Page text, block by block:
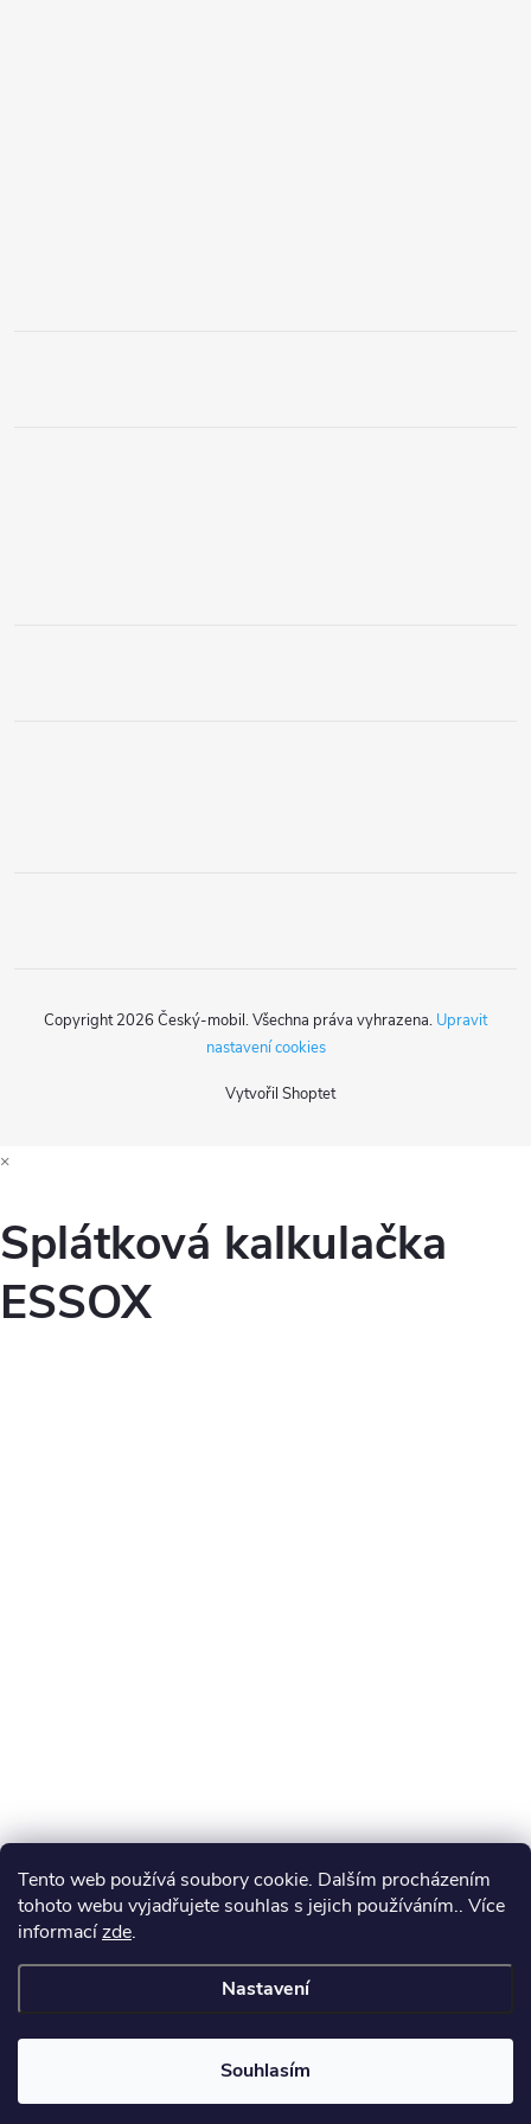
Tento web používá soubory cookie. Dalším procházením
tohoto webu vyjadřujete souhlas s jejich používáním.. Více
informacízde.
Nastavení
Souhlasím
Vytvořil Shoptet
Copyright 2026 Český-mobil. Všechna práva vyhrazena. Upravit
nastavení cookies
×
Splátková kalkulačka
ESSOX